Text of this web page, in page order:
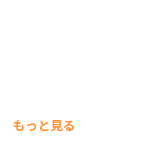
もっと見る